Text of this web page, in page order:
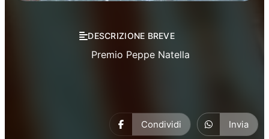
DESCRIZIONE BREVE
Premio Peppe Natella
Condividi Invia